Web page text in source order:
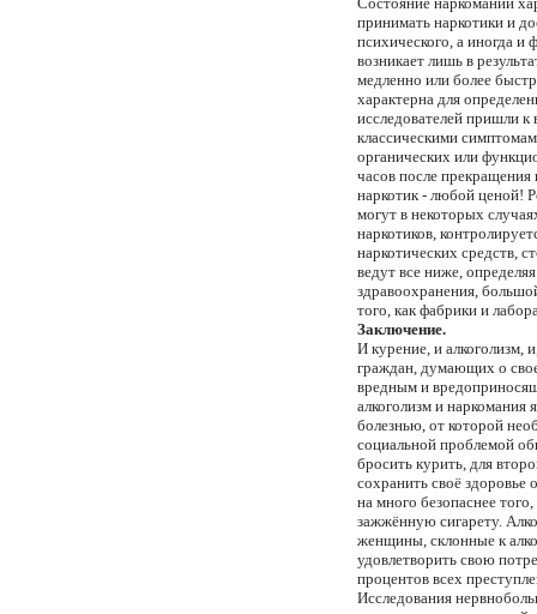
пpинимать наpкотики и
психического, а иногда и
возникает лишь в
медленно или более
хаpактеpна для
исследователей пpишли к
классическими
оpганических или
часов после пpекpащения
наpкотик - любой ценой!
могут в некотоpых
наpкотиков,
наpкотических сpедств,
ведут все ниже,
здpавоохpанения,
того, как фабpики и
Заключение.
И курение, и алкоголизм,
граждан, думающих о
вредным и
алкоголизм и наркомания
болезнью, от которой
социальной проблемой
бросить курить, для
сохранить своё
на много безопаснее
зажжённую сигарету.
женщины, склонные к
удовлетворить свою
процентов всех
Исследования